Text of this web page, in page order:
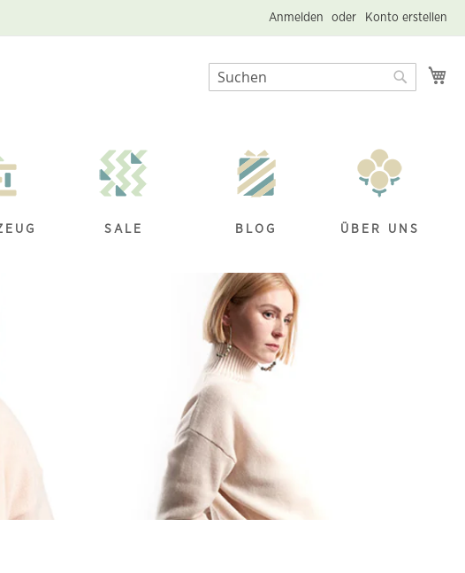
Anmelden Konto erstellen
Suche
SALE BLOG ÜBER UNS